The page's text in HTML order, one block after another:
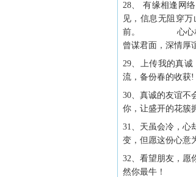
28、 有缘相逢
见，信息无阻
前。 心心相
曾谋君面，深情厚
29、上传我的真
流，备份春的收获
30、真诚的友谊不
你，让盛开的花簇
31、天虽会冷，心
变，但愿这份心意
32、看望朋友，愿
然你最牛！